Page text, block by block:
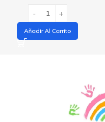
Añadir Al Carrito